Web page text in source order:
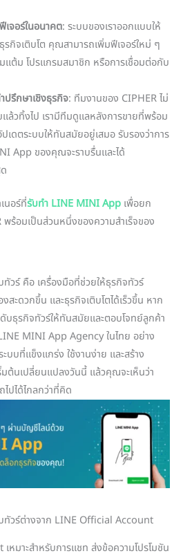
เจอร์ในอนาคต: ระบบของเราออกแบบให้
รกิจเติบโต คุณสามารถเพิ่มฟีเจอร์ใหม่ ๆ
มแต้ม โปรแกรมสมาชิก หรือการเชื่อมต่อกับ
ปรึกษาเชิงธุรกิจ: ทีมงานของ CIPHER ไม่
ล้วทิ้งไป เรามีทีมดูแลหลังการขายที่พร้อม
เดตระบบให้ทันสมัยอยู่เสมอ รับรองว่าการ
App ของคุณจะราบรื่นและได้
นอร์ที่รับทำ LINE MINI App เพื่อยก
พร้อมเป็นส่วนหนึ่งของความสำเร็จของ
วร์ คือ เครื่องมือที่ช่วยให้ธุรกิจทัวร์
สะดวกขึ้น และธุรกิจเติบโตได้เร็วขึ้น หาก
ธุรกิจทัวร์ให้ทันสมัยและตอบโจทย์ลูกค้า
MINI App Agency ในไทย อย่าง
บบที่แข็งแกร่ง ใช้งานง่าย และสร้าง
มต้นเปลี่ยนแปลงวันนี้ แล้วคุณจะเห็นว่า
ปได้ไกลกว่าที่คิด
วร์ต่างจาก LINE Official Account
มาะสำหรับการแชท ส่งข้อความโปรโมชัน